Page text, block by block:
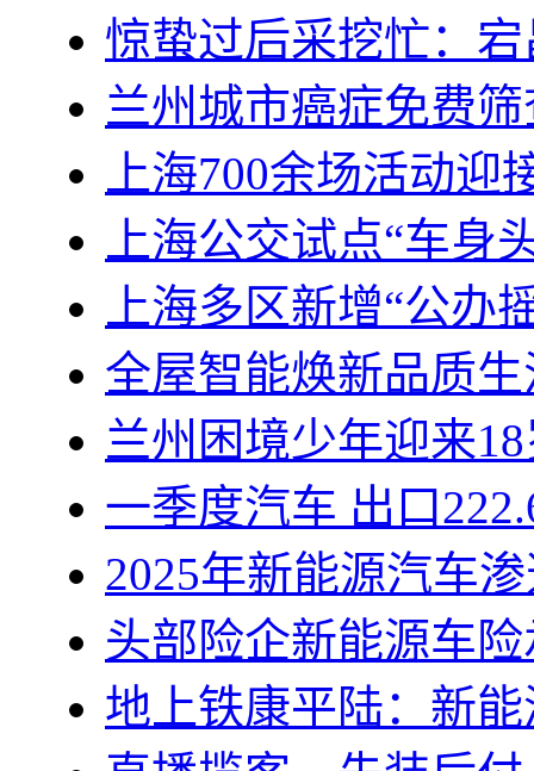
惊蛰过后采挖忙：
兰州城市癌症免费
上海700余场活动迎
上海公交试点“车身
上海多区新增“公办
全屋智能焕新品质
兰州困境少年迎来
一季度汽车 出口
2025年新能源汽车
头部险企新能源车
地上铁康平陆：新